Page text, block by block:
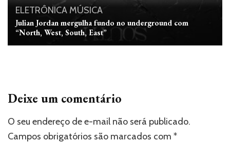
ELETRÔNICA MÚSICA
Julian Jordan mergulha fundo no underground com
“North, West, South, East”
Deixe um comentário
O seu endereço de e-mail não será publicado.
Campos obrigatórios são marcados com *